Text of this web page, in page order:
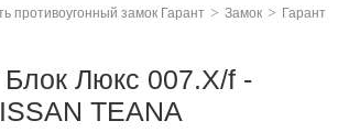
противоугонный замок Гарант > Замок > Гарант
Блок Люкс 007.X/f -
TEANA